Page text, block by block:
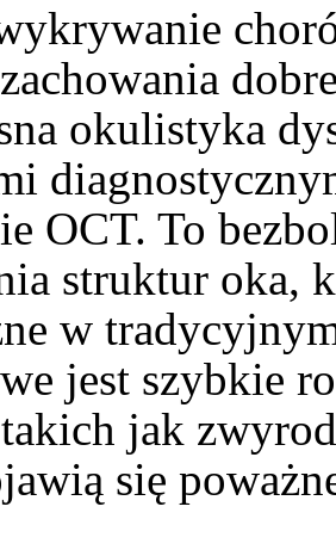
okulistyka
OCT. To
struktur oka,
w
jest szybkie
jak
się